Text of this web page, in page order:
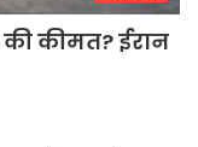
की कीमत? ईरान